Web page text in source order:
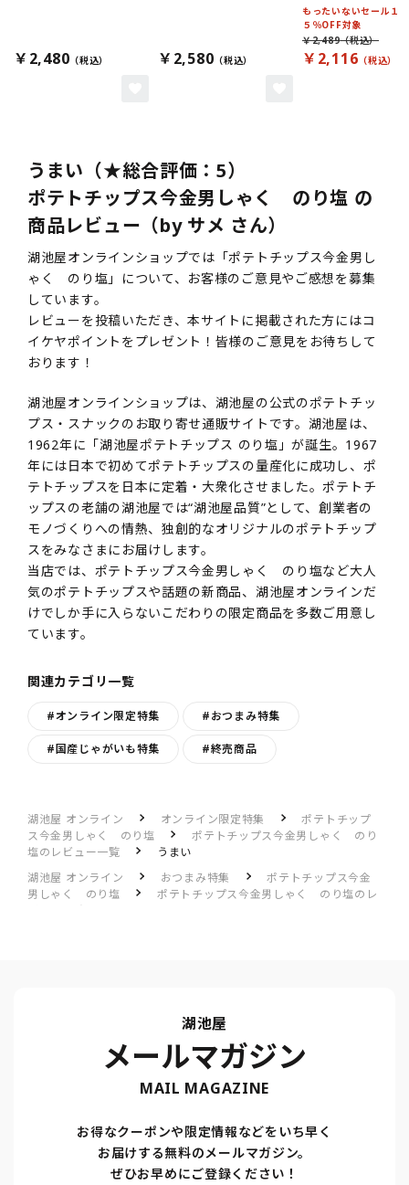
￥2,480 ￥2,580
もったいないセール１
５％OFF対象
￥2,116
￥2,489
うまい（★総合評価：5）
ポテトチップス今金男しゃく のり塩 の
商品レビュー（by サメ さん）
湖池屋オンラインショップでは「ポテトチップス今金男し
ゃく のり塩」について、お客様のご意見やご感想を募集
しています。
レビューを投稿いただき、本サイトに掲載された方にはコ
イケヤポイントをプレゼント！皆様のご意見をお待ちして
おります！
湖池屋オンラインショップは、湖池屋の公式のポテトチッ
プス・スナックのお取り寄せ通販サイトです。湖池屋は、
1962年に「湖池屋ポテトチップス のり塩」が誕生。1967
年には日本で初めてポテトチップスの量産化に成功し、ポ
テトチップスを日本に定着・大衆化させました。ポテトチ
ップスの老舗の湖池屋では“湖池屋品質”として、創業者の
モノづくりへの情熱、独創的なオリジナルのポテトチップ
スをみなさまにお届けします。
当店では、ポテトチップス今金男しゃく のり塩など大人
気のポテトチップスや話題の新商品、湖池屋オンラインだ
けでしか手に入らないこだわりの限定商品を多数ご用意し
ています。
関連カテゴリ一覧
#オンライン限定特集 #おつまみ特集
#国産じゃがいも特集 #終売商品
湖池屋 オンライン オンライン限定特集
ポテトチップ
ス今金男しゃく のり塩
ポテトチップス今金男しゃく のり
塩のレビュー一覧
うまい
湖池屋 オンライン
おつまみ特集
ポテトチップス今金
男しゃく のり塩
ポテトチップス今金男しゃく のり塩のレ
湖池屋
メールマガジン
MAIL MAGAZINE
お得なクーポンや限定情報などをいち早く
お届けする無料のメールマガジン。
ぜひお早めにご登録ください！